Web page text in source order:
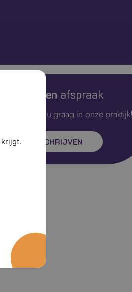
Maak een afspraak
u graag in onze praktijk!
INSCHRIJVEN